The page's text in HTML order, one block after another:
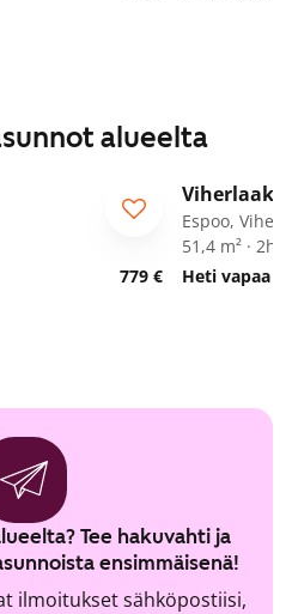
alueelta
779 €
Espoo,
51,4 m² ·
Heti vapaa
Tee hakuvahti ja
ensimmäisenä!
ilmoitukset sähköpostiisi,